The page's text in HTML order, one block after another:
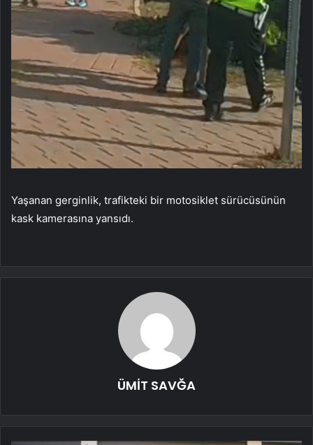
Yaşanan gerginlik, trafikteki bir motosiklet sürücüsünün
kask kamerasına yansıdı.
ÜMİT SAVĞA